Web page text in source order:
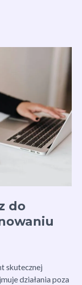
do
skutecznej
działania poza